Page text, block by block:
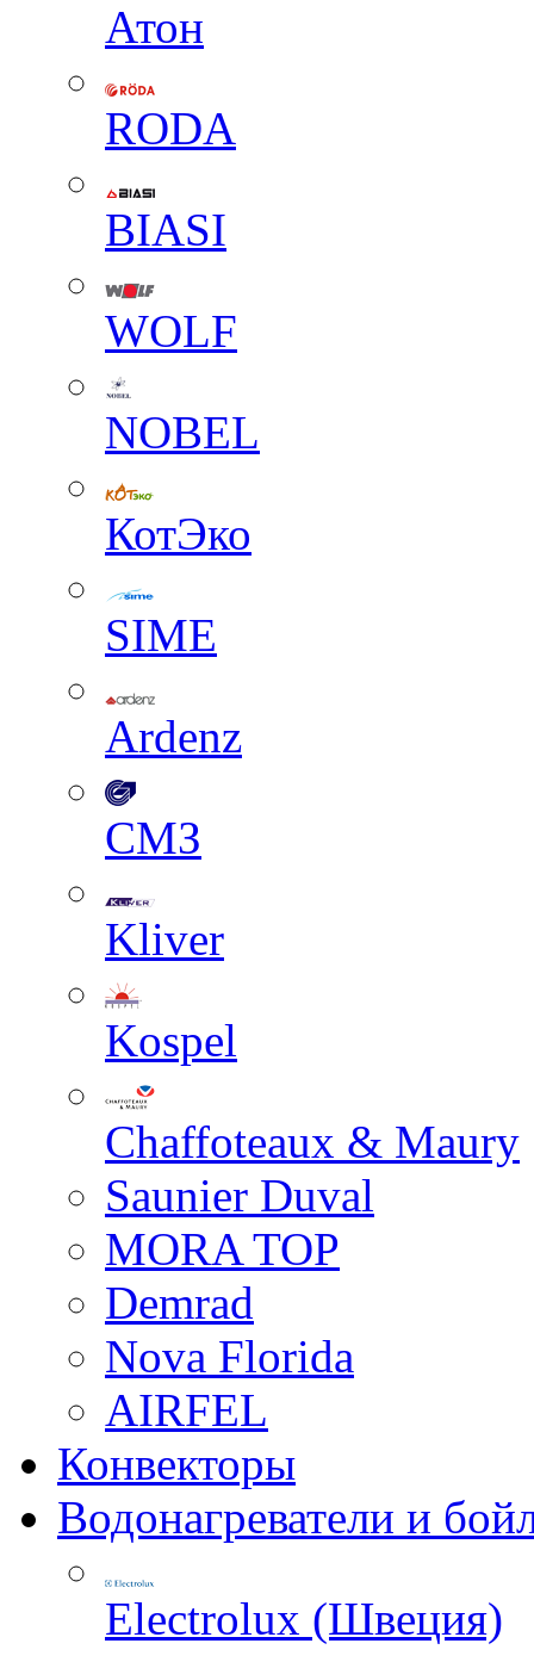
Атон
RODA
BIASI
WOLF
NOBEL
КотЭко
SIME
Ardenz
СМЗ
Kliver
Kospel
Chaffoteaux & Maury
Saunier Duval
MORA TOP
Demrad
Nova Florida
AIRFEL
Конвекторы
Водонагреватели и
Electrolux (Швеция)